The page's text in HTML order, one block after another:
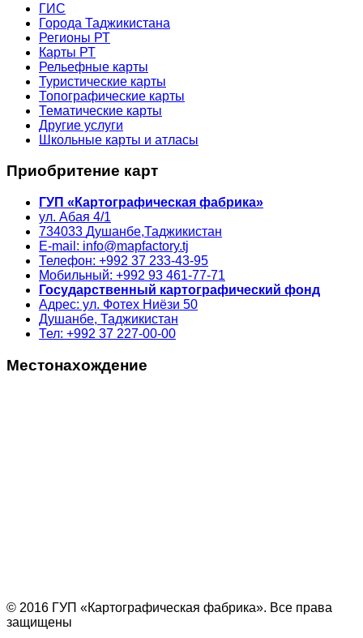
ГИС
Города Таджикистана
Регионы РТ
Карты РТ
Рельефные карты
Туристические карты
Топографические карты
Тематические карты
Другие услуги
Школьные карты и атласы
Приобритение карт
ГУП «Картографическая фабрика»
ул. Абая 4/1
734033 Душанбе,Таджикистан
E-mail: info@mapfactory.tj
Телефон: +992 37 233-43-95
Мобильный: +992 93 461-77-71
Государственный картографический фонд
Адрес: ул. Фотех Ниёзи 50
Душанбе, Таджикистан
Тел: +992 37 227-00-00
Местонахождение
© 2016 ГУП «Картографическая фабрика». Все права
защищены